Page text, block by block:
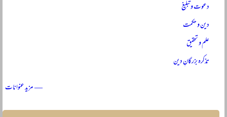
دعوت و تبلیغ
دین و حکمت
علم و تحقیق
تذکرہ بزرگانِ دین
— مزید عنوانات